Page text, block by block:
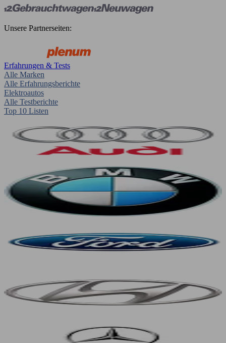
Unsere Partnerseiten:
Erfahrungen & Tests
Alle Marken
Alle Erfahrungsberichte
Elektroautos
Alle Testberichte
Top 10 Listen